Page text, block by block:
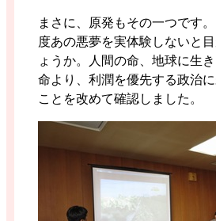
まさに、原発もその一つです
度あの悪夢を実体験しないと
ょうか。人間の命、地球に生
命より、利潤を優先する政治
ことを改めて確認しました。